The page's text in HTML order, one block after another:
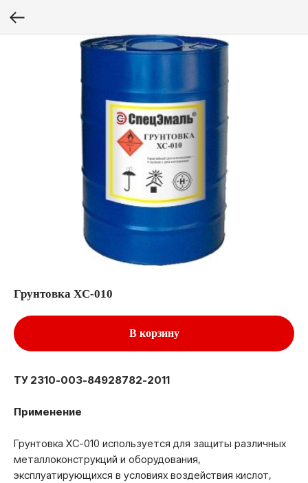
Грунтовка XC-010
В корзину
ТУ 2310-003-84928782-2011
Применение
Грунтовка ХС-010 используется для защиты различных
металлоконструкций и оборудования,
эксплуатирующихся в условиях воздействия кислот,